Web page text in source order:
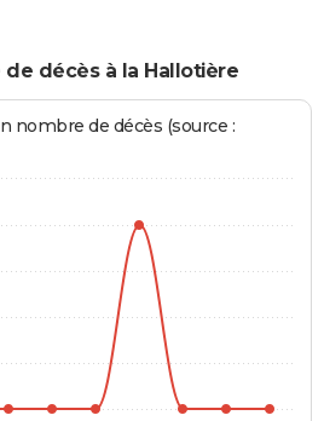
décès à la Hallotière
nombre de décès (source :